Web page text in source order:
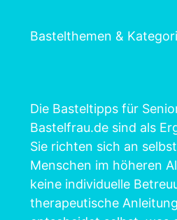
Bastelthemen &
Die Basteltipps für
Bastelfrau.de sind als
Sie richten sich an
Menschen im höheren
keine individuelle
therapeutische